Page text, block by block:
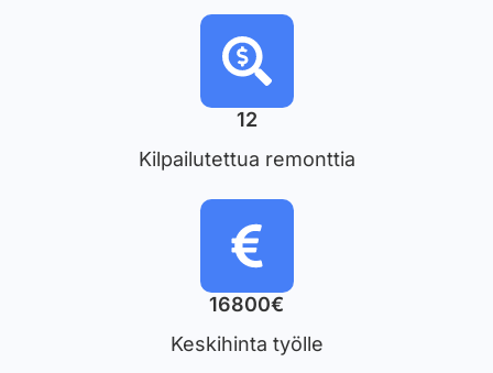
12
Kilpailutettua remonttia
16800€
Keskihinta työlle